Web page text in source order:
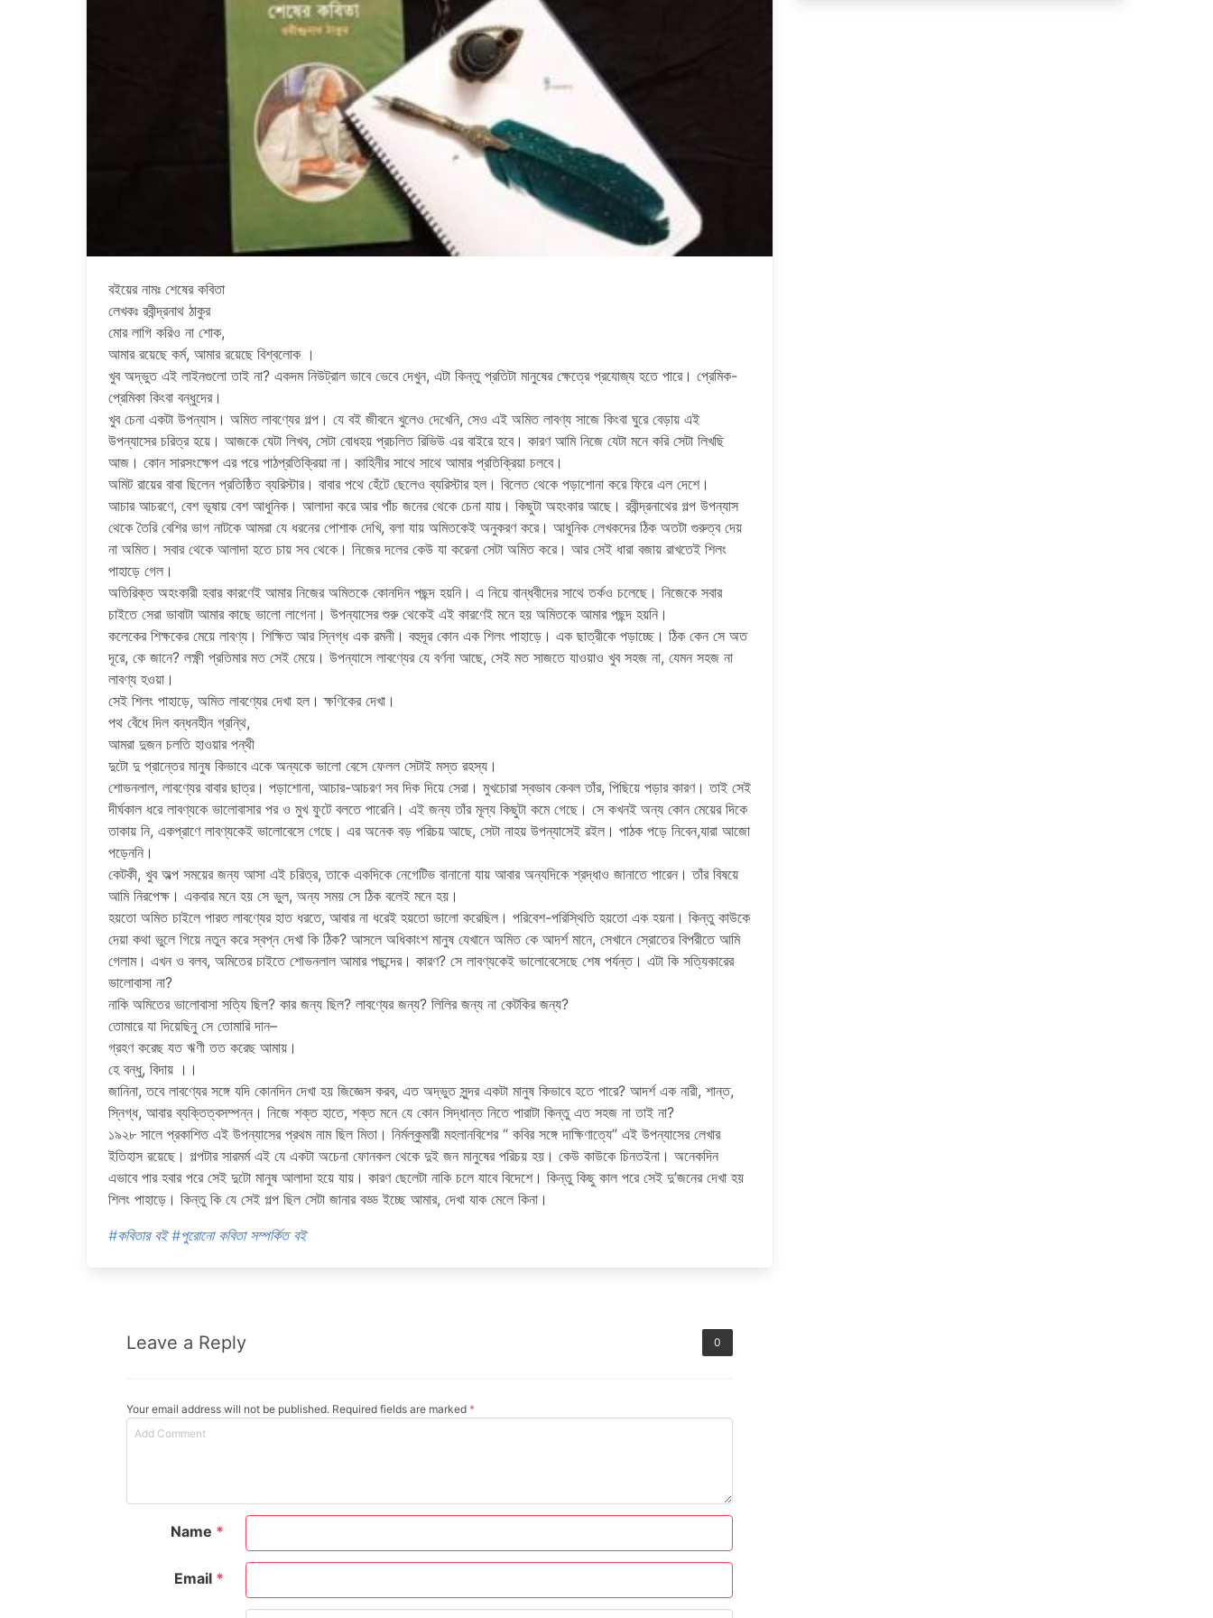
বইয়ের নামঃ শেষের কবিতা
লেখকঃ রবীন্দ্রনাথ ঠাকুর
মোর লাগি করিও না শোক,
আমার রয়েছে কর্ম, আমার রয়েছে বিশ্বলোক ।
খুব অদ্ভুত এই লাইনগুলো তাই না? একদম নিউট্রাল ভাবে ভেবে দেখুন, এটা কিন্তু প্রতিটা মানুষের ক্ষেত্রে প্রযোজ্য হতে পারে। প্রেমিক-
প্রেমিকা কিংবা বন্ধুদের।
খুব চেনা একটা উপন্যাস। অমিত লাবণ্যের গল্প। যে বই জীবনে খুলেও দেখেনি, সেও এই অমিত লাবণ্য সাজে কিংবা ঘুরে বেড়ায় এই
উপন্যাসের চরিত্র হয়ে। আজকে যেটা লিখব, সেটা বোধহয় প্রচলিত রিভিউ এর বাইরে হবে। কারণ আমি নিজে যেটা মনে করি সেটা লিখছি
আজ। কোন সারসংক্ষেপ এর পরে পাঠপ্রতিক্রিয়া না। কাহিনীর সাথে সাথে আমার প্রতিক্রিয়া চলবে।
অমিট রায়ের বাবা ছিলেন প্রতিষ্ঠিত ব্যরিস্টার। বাবার পথে হেঁটে ছেলেও ব্যরিস্টার হল। বিলেত থেকে পড়াশোনা করে ফিরে এল দেশে।
আচার আচরণে, বেশ ভূষায় বেশ আধুনিক। আলাদা করে আর পাঁচ জনের থেকে চেনা যায়। কিছুটা অহংকার আছে। রবীন্দ্রনাথের গল্প উপন্যাস
থেকে তৈরি বেশির ভাগ নাটকে আমরা যে ধরনের পোশাক দেখি, বলা যায় অমিতকেই অনুকরণ করে। আধুনিক লেখকদের ঠিক অতটা গুরুত্ব দেয়
না অমিত। সবার থেকে আলাদা হতে চায় সব থেকে। নিজের দলের কেউ যা করেনা সেটা অমিত করে। আর সেই ধারা বজায় রাখতেই শিলং
পাহাড়ে গেল।
অতিরিক্ত অহংকারী হবার কারণেই আমার নিজের অমিতকে কোনদিন পছন্দ হয়নি। এ নিয়ে বান্ধবীদের সাথে তর্কও চলেছে। নিজেকে সবার
চাইতে সেরা ভাবাটা আমার কাছে ভালো লাগেনা। উপন্যাসের শুরু থেকেই এই কারণেই মনে হয় অমিতকে আমার পছন্দ হয়নি।
কলেকের শিক্ষকের মেয়ে লাবণ্য। শিক্ষিত আর স্নিগ্ধ এক রমনী। বহুদূর কোন এক শিলং পাহাড়ে। এক ছাত্রীকে পড়াচ্ছে। ঠিক কেন সে অত
দূরে, কে জানে? লক্ষ্ণী প্রতিমার মত সেই মেয়ে। উপন্যাসে লাবণ্যের যে বর্ণনা আছে, সেই মত সাজতে যাওয়াও খুব সহজ না, যেমন সহজ না
লাবণ্য হওয়া।
সেই শিলং পাহাড়ে, অমিত লাবণ্যের দেখা হল। ক্ষণিকের দেখা।
পথ বেঁধে দিল বন্ধনহীন গ্রন্থি,
আমরা দুজন চলতি হাওয়ার পন্থী
দুটো দু প্রান্তের মানুষ কিভাবে একে অন্যকে ভালো বেসে ফেলল সেটাই মস্ত রহস্য।
শোভনলাল, লাবণ্যের বাবার ছাত্র। পড়াশোনা, আচার-আচরণ সব দিক দিয়ে সেরা। মুখচোরা স্বভাব কেবল তাঁর, পিছিয়ে পড়ার কারণ। তাই সেই
দীর্ঘকাল ধরে লাবণ্যকে ভালোবাসার পর ও মুখ ফুটে বলতে পারেনি। এই জন্য তাঁর মূল্য কিছুটা কমে গেছে। সে কখনই অন্য কোন মেয়ের দিকে
তাকায় নি, একপ্রাণে লাবণ্যকেই ভালোবেসে গেছে। এর অনেক বড় পরিচয় আছে, সেটা নাহয় উপন্যাসেই রইল। পাঠক পড়ে নিবেন,যারা আজো
পড়েননি।
কেটকী, খুব অল্প সময়ের জন্য আসা এই চরিত্র, তাকে একদিকে নেগেটিভ বানানো যায় আবার অন্যদিকে শ্রদ্ধাও জানাতে পারেন। তাঁর বিষয়ে
আমি নিরপেক্ষ। একবার মনে হয় সে ভুল, অন্য সময় সে ঠিক বলেই মনে হয়।
হয়তো অমিত চাইলে পারত লাবণ্যের হাত ধরতে, আবার না ধরেই হয়তো ভালো করেছিল। পরিবেশ-পরিস্থিতি হয়তো এক হয়না। কিন্তু কাউকে
দেয়া কথা ভুলে গিয়ে নতুন করে স্বপ্ন দেখা কি ঠিক? আসলে অধিকাংশ মানুষ যেখানে অমিত কে আদর্শ মানে, সেখানে স্রোতের বিপরীতে আমি
গেলাম। এখন ও বলব, অমিতের চাইতে শোভনলাল আমার পছন্দের। কারণ? সে লাবণ্যকেই ভালোবেসেছে শেষ পর্যন্ত। এটা কি সত্যিকারের
ভালোবাসা না?
নাকি অমিতের ভালোবাসা সত্যি ছিল? কার জন্য ছিল? লাবণ্যের জন্য? লিলির জন্য না কেটকির জন্য?
তোমারে যা দিয়েছিনু সে তোমারি দান–
গ্রহণ করেছ যত ঋণী তত করেছ আমায়।
হে বন্ধু, বিদায় ।।
জানিনা, তবে লাবণ্যের সঙ্গে যদি কোনদিন দেখা হয় জিজ্ঞেস করব, এত অদ্ভুত সুন্দর একটা মানুষ কিভাবে হতে পারে? আদর্শ এক নারী, শান্ত,
স্নিগ্ধ, আবার ব্যক্তিত্বসম্পন্ন। নিজে শক্ত হাতে, শক্ত মনে যে কোন সিদ্ধান্ত নিতে পারাটা কিন্তু এত সহজ না তাই না?
১৯২৮ সালে প্রকাশিত এই উপন্যাসের প্রথম নাম ছিল মিতা। নির্মল্কুমারী মহলানবিশের “ কবির সঙ্গে দাক্ষিণাত্যে” এই উপন্যাসের লেখার
ইতিহাস রয়েছে। গল্পটার সারমর্ম এই যে একটা অচেনা ফোনকল থেকে দুই জন মানুষের পরিচয় হয়। কেউ কাউকে চিনতইনা। অনেকদিন
এভাবে পার হবার পরে সেই দুটো মানুষ আলাদা হয়ে যায়। কারণ ছেলেটা নাকি চলে যাবে বিদেশে। কিন্তু কিছু কাল পরে সেই দু’জনের দেখা হয়
শিলং পাহাড়ে। কিন্তু কি যে সেই গল্প ছিল সেটা জানার বড্ড ইচ্ছে আমার, দেখা যাক মেলে কিনা।
#কবিতার বই #পুরোনো কবিতা সম্পর্কিত বই
Leave a Reply 0
Your email address will not be published. Required fields are marked *
Name *
Email *